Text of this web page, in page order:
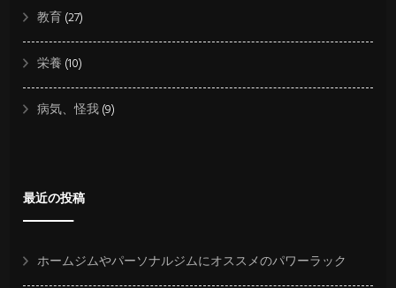
教育(27)
栄養(10)
病気、怪我(9)
最近の投稿
ホームジムやパーソナルジムにオススメのパワーラック